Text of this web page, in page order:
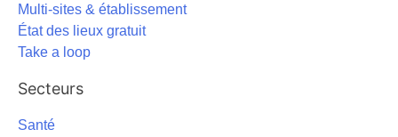
Multi-sites & établissement
État des lieux gratuit
Take a loop
Secteurs
Santé